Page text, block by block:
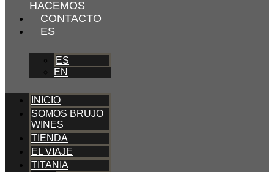
HACEMOS
CONTACTO
ES
ES
EN
INICIO
SOMOS BRUJO
WINES
TIENDA
EL VIAJE
TITANIA